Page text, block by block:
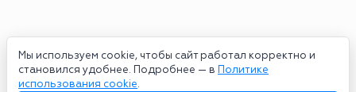
Мы используем cookie, чтобы сайт работал корректно и
становился удобнее. Подробнее — в Политике
использования cookie.